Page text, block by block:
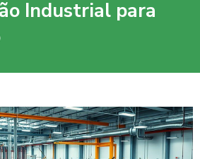
Industrial para